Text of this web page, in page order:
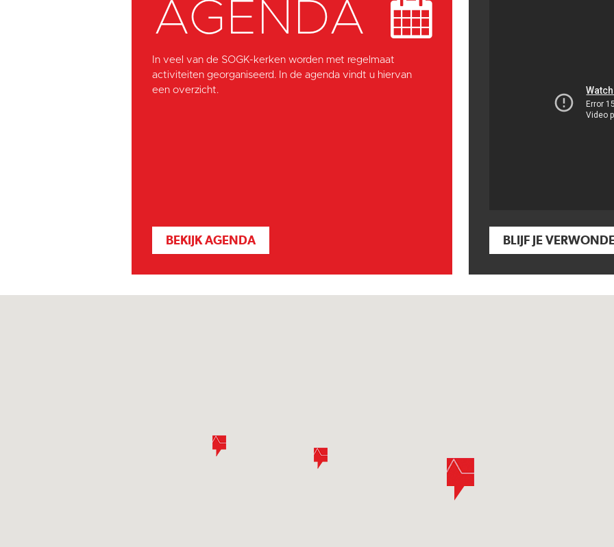
AGENDA
In veel van de SOGK-kerken worden met regelmaat
activiteiten georganiseerd. In de agenda vindt u hiervan
een overzicht.
BEKIJK AGENDA BLIJF JE